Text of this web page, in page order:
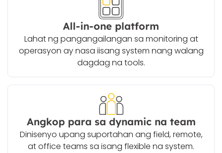
All-in-one platform
Lahat ng pangangailangan sa monitoring at
operasyon ay nasa iisang system nang walang
dagdag na tools.
Angkop para sa dynamic na team
Dinisenyo upang suportahan ang field, remote,
at office teams sa isang flexible na system.